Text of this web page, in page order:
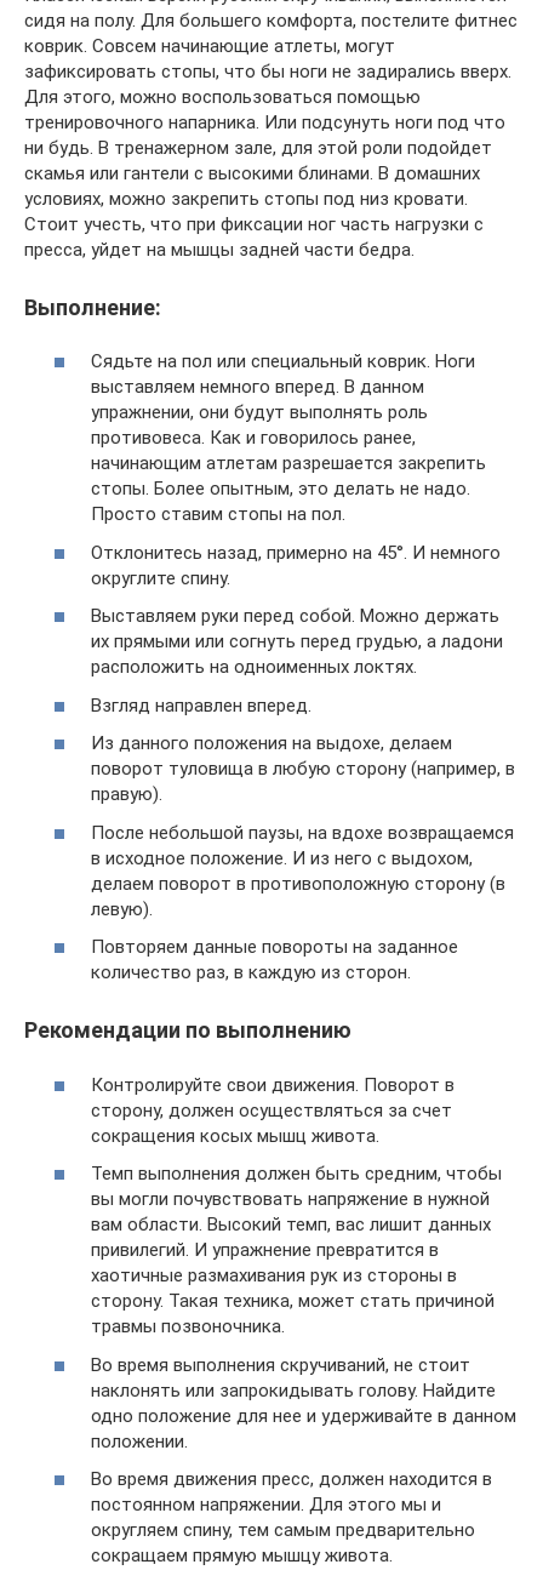
сидя на полу. Для большего комфорта, постелите фитнес
коврик. Совсем начинающие атлеты, могут
зафиксировать стопы, что бы ноги не задирались вверх.
Для этого, можно воспользоваться помощью
тренировочного напарника. Или подсунуть ноги под что
ни будь. В тренажерном зале, для этой роли подойдет
скамья или гантели с высокими блинами. В домашних
условиях, можно закрепить стопы под низ кровати.
Стоит учесть, что при фиксации ног часть нагрузки с
пресса, уйдет на мышцы задней части бедра.
Выполнение:
Сядьте на пол или специальный коврик. Ноги
выставляем немного вперед. В данном
упражнении, они будут выполнять роль
противовеса. Как и говорилось ранее,
начинающим атлетам разрешается закрепить
стопы. Более опытным, это делать не надо.
Просто ставим стопы на пол.
Отклонитесь назад, примерно на 45°. И немного
округлите спину.
Выставляем руки перед собой. Можно держать
их прямыми или согнуть перед грудью, а ладони
расположить на одноименных локтях.
Взгляд направлен вперед.
Из данного положения на выдохе, делаем
поворот туловища в любую сторону (например, в
правую).
После небольшой паузы, на вдохе возвращаемся
в исходное положение. И из него с выдохом,
делаем поворот в противоположную сторону (в
левую).
Повторяем данные повороты на заданное
количество раз, в каждую из сторон.
Рекомендации по выполнению
Контролируйте свои движения. Поворот в
сторону, должен осуществляться за счет
сокращения косых мышц живота.
Темп выполнения должен быть средним, чтобы
вы могли почувствовать напряжение в нужной
вам области. Высокий темп, вас лишит данных
привилегий. И упражнение превратится в
хаотичные размахивания рук из стороны в
сторону. Такая техника, может стать причиной
травмы позвоночника.
Во время выполнения скручиваний, не стоит
наклонять или запрокидывать голову. Найдите
одно положение для нее и удерживайте в данном
положении.
Во время движения пресс, должен находится в
постоянном напряжении. Для этого мы и
округляем спину, тем самым предварительно
сокращаем прямую мышцу живота.